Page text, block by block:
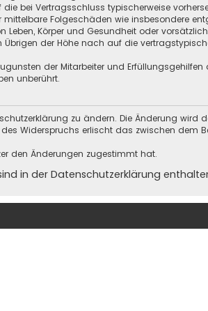
bei Vertragsschluss typischerweise
Folgeschäden wie insbesondere
Leben, Körper und Gesundheit oder
der Höhe nach auf die
der Mitarbeiter und Erfüllungsgehilfen
unberührt.
zu ändern. Die Änderung wird
Widerspruchs erlischt das zwischen dem
den Änderungen zugestimmt hat.
in der Datenschutzerklärung